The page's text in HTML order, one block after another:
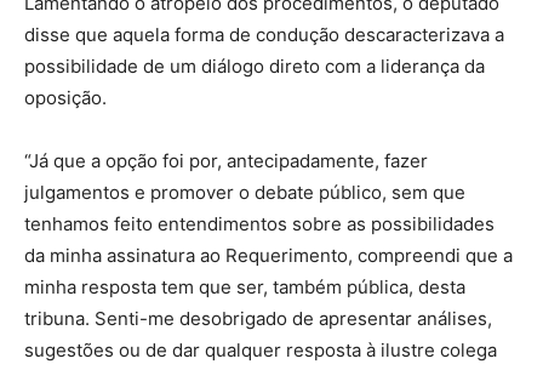
disse que aquela forma de condução descaracterizava a
possibilidade de um diálogo direto com a liderança da
oposição.
“Já que a opção foi por, antecipadamente, fazer
julgamentos e promover o debate público, sem que
tenhamos feito entendimentos sobre as possibilidades
da minha assinatura ao Requerimento, compreendi que a
minha resposta tem que ser, também pública, desta
tribuna. Senti-me desobrigado de apresentar análises,
sugestões ou de dar qualquer resposta à ilustre colega